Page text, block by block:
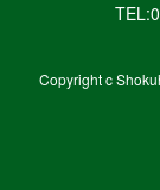
Copyright c